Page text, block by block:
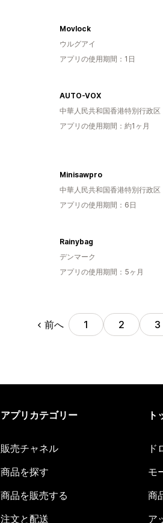
Movlock
ウルグアイ
アプリの使用期間：1日
AUTO-VOX
中華人民共和国香港特別行政区
アプリの使用期間：約1ヶ月
Minisawpro
中華人民共和国香港特別行政区
アプリの使用期間：6日
Rainybag
デンマーク
アプリの使用期間：5ヶ月
前へ 1 2 3
アプリカテゴリー
販売チャネル
商品を探す
商品を販売する
注文と配送
ト
ド
モ
商
ア